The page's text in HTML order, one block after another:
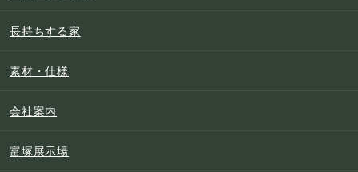
長持ちする家
素材・仕様
会社案内
富塚展示場